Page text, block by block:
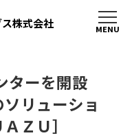
株式会社
ターを開設
リューショ
ＺＵ］